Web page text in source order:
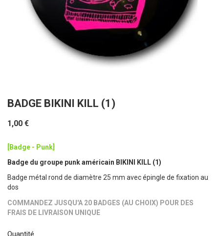
BADGE BIKINI KILL (1)
1,00 €
[Badge - Punk]
Badge du groupe punk américain BIKINI KILL (1)
Badge métal rond de diamètre 25 mm avec épingle de fixation au
dos
COMMANDEZ JUSQU'A 20 BADGES (AU CHOIX) POUR DES
FRAIS DE LIVRAISON UNIQUE
Quantité